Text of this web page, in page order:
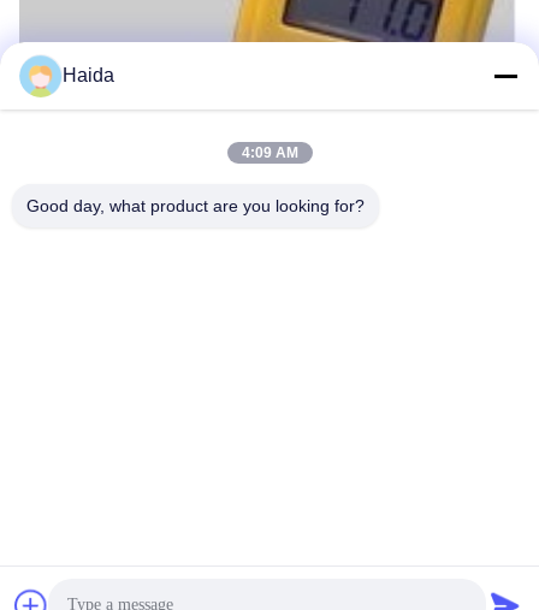
Haida
4:09 AM
Good day, what product are you looking for?